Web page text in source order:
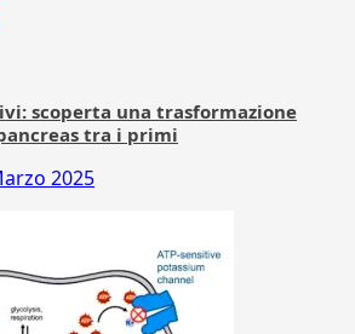
scoperta una trasformazione
tra i primi
2025